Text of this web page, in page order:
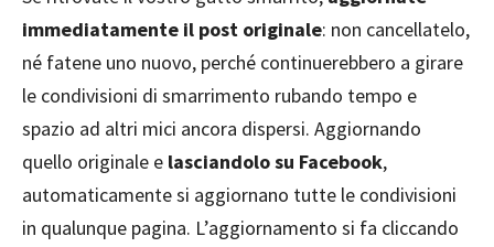
immediatamente il post originale: non cancellatelo,
né fatene uno nuovo, perché continuerebbero a girare
le condivisioni di smarrimento rubando tempo e
spazio ad altri mici ancora dispersi. Aggiornando
quello originale e lasciandolo su Facebook,
automaticamente si aggiornano tutte le condivisioni
in qualunque pagina. L’aggiornamento si fa cliccando